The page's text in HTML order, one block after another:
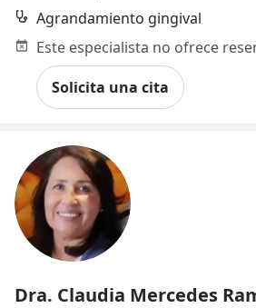
Agrandamiento gingival
Solicita una cita
Dra. Claudia Mercedes